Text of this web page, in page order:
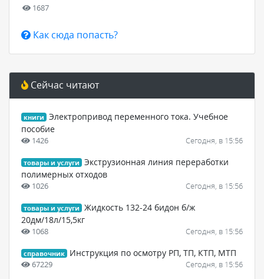
1687
Как сюда попасть?
Сейчас читают
книги
Электропривод переменного тока. Учебное
пособие
1426 Сегодня, в 15:56
товары и услуги
Экструзионная линия переработки
полимерных отходов
1026 Сегодня, в 15:56
товары и услуги
Жидкость 132-24 бидон б/ж
20дм/18л/15,5кг
1068 Сегодня, в 15:56
справочник Инструкция по осмотру РП, ТП, КТП, МТП
67229 Сегодня, в 15:56